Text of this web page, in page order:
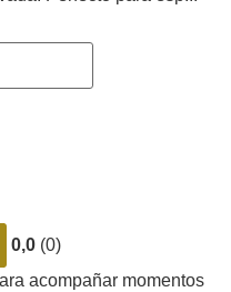
0,0 (0)
acompañar momentos